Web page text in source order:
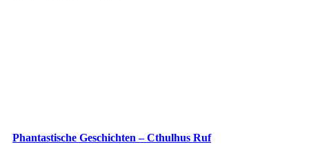
Phantastische Geschichten – Cthulhus Ruf